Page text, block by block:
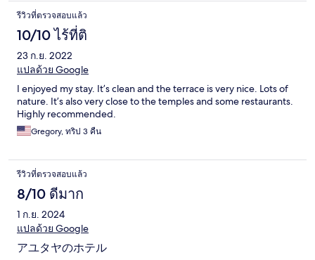
รีวิวที่ตรวจสอบแล้ว
10/10 ไร้ที่ติ
23 ก.ย. 2022
แปลด้วย Google
I enjoyed my stay. It’s clean and the terrace is very nice. Lots of
nature. It’s also very close to the temples and some restaurants.
Highly recommended.
Gregory, ทริป 3 คืน
รีวิวที่ตรวจสอบแล้ว
8/10 ดีมาก
1 ก.ย. 2024
แปลด้วย Google
アユタヤのホテル